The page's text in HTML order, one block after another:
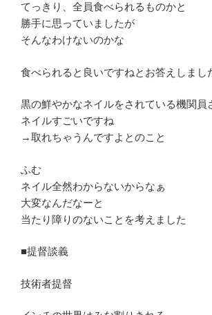
てっきり、全員食べられるものかと
勝手に思っていましたが
そんなわけないのかな
食べられると良いですねとお答えしまし
黒の鮮やかなネイルをされている機関員
ネイルすごいですね
→取れちゃうんですよとのこと
ふむ
ネイル全然わからないからなぁ
大変なんだなーと
当たり障りのないことを考えました
■提督談義
技術者提督